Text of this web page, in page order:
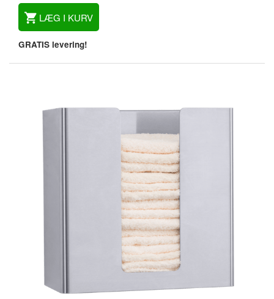
LÆG I KURV
GRATIS levering!